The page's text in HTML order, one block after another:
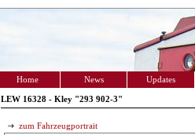
Home News Updates
LEW 16328 - Kley "293 902-3"
zum Fahrzeugportrait